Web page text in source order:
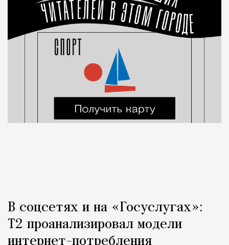
В соцсетях и на «Госуслугах»:
Т2 проанализировал модели
интернет-потребления